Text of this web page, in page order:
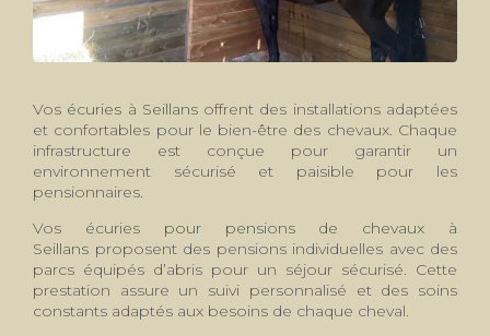
Vos écuries à Seillansoffrent des installations adaptées
et confortables pour le bien-être des chevaux. Chaque
infrastructure est conçue pour garantir un
environnement sécurisé et paisible pour les
pensionnaires.
Vos écuries pour pensions de chevaux à
Seillans proposent des pensions individuelles avec des
parcs équipés d’abris pour un séjour sécurisé. Cette
prestation assure un suivi personnalisé et des soins
constants adaptés aux besoins de chaque cheval.